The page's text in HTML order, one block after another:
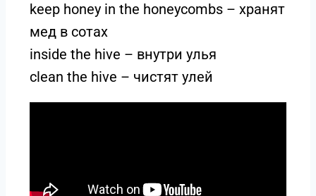
keep honey in the honeycombs – хранят
мед в сотах
inside the hive – внутри улья
clean the hive – чистят улей